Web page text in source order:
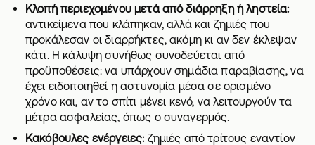
Κλοπή περιεχομένου μετά από διάρρηξη ή ληστεία:
αντικείμενα που κλάπηκαν, αλλά και ζημιές που
προκάλεσαν οι διαρρήκτες, ακόμη κι αν δεν έκλεψαν
κάτι. Η κάλυψη συνήθως συνοδεύεται από
προϋποθέσεις: να υπάρχουν σημάδια παραβίασης, να
έχει ειδοποιηθεί η αστυνομία μέσα σε ορισμένο
χρόνο και, αν το σπίτι μένει κενό, να λειτουργούν τα
μέτρα ασφαλείας, όπως ο συναγερμός.
Κακόβουλες ενέργειες: ζημιές από τρίτους εναντίον